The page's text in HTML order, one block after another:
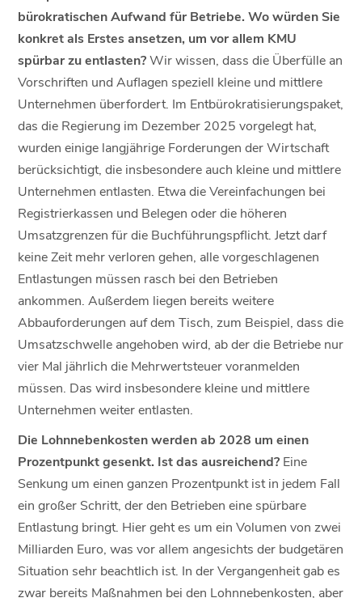
bürokratischen Aufwand für Betriebe. Wo würden Sie
konkret als Erstes ansetzen, um vor allem KMU
spürbar zu entlasten?Wir wissen, dass die Überfülle an
Vorschriften und Auflagen speziell kleine und mittlere
Unternehmen überfordert. Im Entbürokratisierungspaket,
das die Regierung im Dezember 2025 vorgelegt hat,
wurden einige langjährige Forderungen der Wirtschaft
berücksichtigt, die insbesondere auch kleine und mittlere
Unternehmen entlasten. Etwa die Vereinfachungen bei
Registrierkassen und Belegen oder die höheren
Umsatzgrenzen für die Buchführungspflicht. Jetzt darf
keine Zeit mehr verloren gehen, alle vorgeschlagenen
Entlastungen müssen rasch bei den Betrieben
ankommen. Außerdem liegen bereits weitere
Abbauforderungen auf dem Tisch, zum Beispiel, dass die
Umsatzschwelle angehoben wird, ab der die Betriebe nur
vier Mal jährlich die Mehrwertsteuer voranmelden
müssen. Das wird insbesondere kleine und mittlere
Unternehmen weiter entlasten.
Die Lohnnebenkosten werden ab 2028 um einen
Prozentpunkt gesenkt. Ist das ausreichend? Eine
Senkung um einen ganzen Prozentpunkt ist in jedem Fall
ein großer Schritt, der den Betrieben eine spürbare
Entlastung bringt. Hier geht es um ein Volumen von zwei
Milliarden Euro, was vor allem angesichts der budgetären
Situation sehr beachtlich ist. In der Vergangenheit gab es
zwar bereits Maßnahmen bei den Lohnnebenkosten, aber